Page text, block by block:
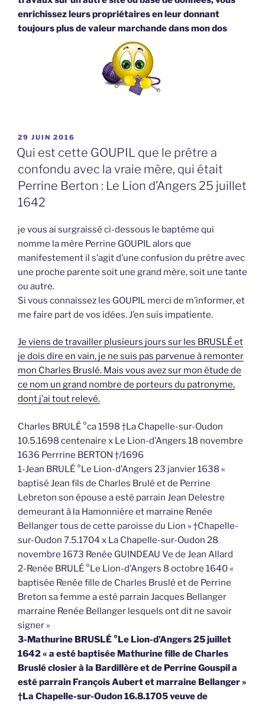
enrichissez leurs propriétaires en leur donnant
toujours plus de valeur marchande dans mon dos
PUBLIÉ
LE
29 JUIN 2016
Qui est cette GOUPIL que le prêtre a
confondu avec la vraie mère, qui était
Perrine Berton : Le Lion d’Angers 25 juillet
1642
je vous ai surgraissé ci-dessous le baptême qui
nomme la mère Perrine GOUPIL alors que
manifestement il s’agit d’une confusion du prêtre avec
une proche parente soit une grand mère, soit une tante
ou autre.
Si vous connaissez les GOUPIL merci de m’informer, et
me faire part de vos idées. J’en suis impatiente.
Je viens de travailler plusieurs jours sur les BRUSLÉ et
je dois dire en vain, je ne suis pas parvenue à remonter
mon Charles Bruslé. Mais vous avez sur mon étude de
ce nom un grand nombre de porteurs du patronyme,
dont j’ai tout relevé.
Charles BRULÉ °ca 1598 †La Chapelle-sur-Oudon
10.5.1698 centenaire x Le Lion-d’Angers 18 novembre
1636 Perrrine BERTON †/1696
1-Jean BRULÉ °Le Lion-d’Angers 23 janvier 1638 «
baptisé Jean fils de Charles Brulé et de Perrine
Lebreton son épouse a esté parrain Jean Delestre
demeurant à la Hamonnière et marraine Renée
Bellanger tous de cette paroisse du Lion » †Chapelle-
sur-Oudon 7.5.1704 x La Chapelle-sur-Oudon 28
novembre 1673 Renée GUINDEAU Ve de Jean Allard
2-Renée BRULÉ °Le Lion-d’Angers 8 octobre 1640 «
baptisée Renée fille de Charles Bruslé et de Perrine
Breton sa femme a esté parrain Jacques Bellanger
marraine Renée Bellanger lesquels ont dit ne savoir
signer »
3-Mathurine BRUSLÉ °Le Lion-d’Angers 25 juillet
1642 « a esté baptisée Mathurine fille de Charles
Bruslé closier à la Bardillère et de Perrine Gouspil a
esté parrain François Aubert et marraine Bellanger »
†La Chapelle-sur-Oudon 16.8.1705 veuve de